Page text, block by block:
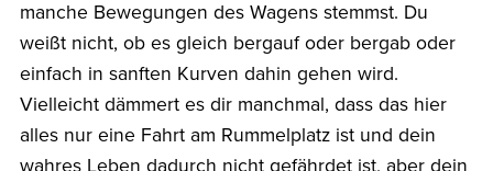
manche Bewegungen des Wagens stemmst. Du
weißt nicht, ob es gleich bergauf oder bergab oder
einfach in sanften Kurven dahin gehen wird.
Vielleicht dämmert es dir manchmal, dass das hier
alles nur eine Fahrt am Rummelplatz ist und dein
wahres Leben dadurch nicht gefährdet ist, aber dein